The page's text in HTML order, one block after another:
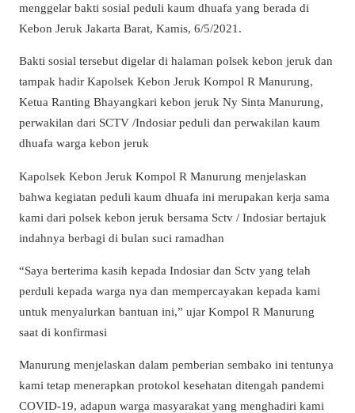
menggelar bakti sosial peduli kaum dhuafa yang berada di
Kebon Jeruk Jakarta Barat, Kamis, 6/5/2021.
Bakti sosial tersebut digelar di halaman polsek kebon jeruk dan
tampak hadir Kapolsek Kebon Jeruk Kompol R Manurung,
Ketua Ranting Bhayangkari kebon jeruk Ny Sinta Manurung,
perwakilan dari SCTV /Indosiar peduli dan perwakilan kaum
dhuafa warga kebon jeruk
Kapolsek Kebon Jeruk Kompol R Manurung menjelaskan
bahwa kegiatan peduli kaum dhuafa ini merupakan kerja sama
kami dari polsek kebon jeruk bersama Sctv / Indosiar bertajuk
indahnya berbagi di bulan suci ramadhan
“Saya berterima kasih kepada Indosiar dan Sctv yang telah
perduli kepada warga nya dan mempercayakan kepada kami
untuk menyalurkan bantuan ini,” ujar Kompol R Manurung
saat di konfirmasi
Manurung menjelaskan dalam pemberian sembako ini tentunya
kami tetap menerapkan protokol kesehatan ditengah pandemi
COVID-19, adapun warga masyarakat yang menghadiri kami